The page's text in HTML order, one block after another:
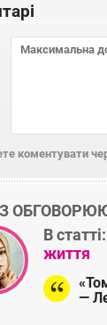
коментувати
В статті:
життя
—